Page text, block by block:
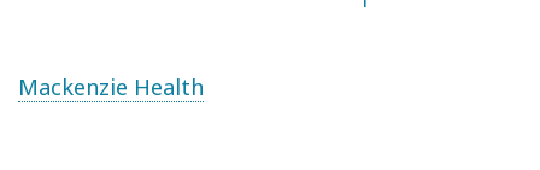
Mackenzie Health